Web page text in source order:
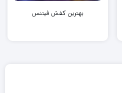
بهترین کفش فیتنس